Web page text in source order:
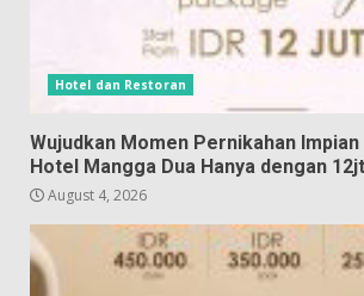
Hotel dan Restoran
Wujudkan Momen Pernikahan
Hotel Mangga Dua Hanya dengan
August 4, 2026